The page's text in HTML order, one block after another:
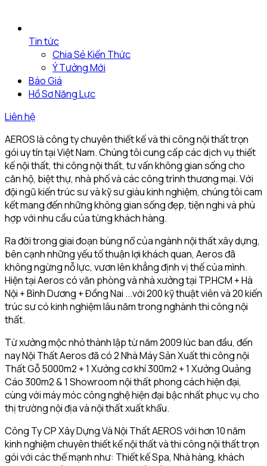
Tin tức
Chia Sẻ Kiến Thức
Ý Tưởng Mới
Báo Giá
Hồ Sơ Năng Lực
Liên hệ
AEROS là công ty chuyên thiết kế và thi công nội thất trọn
gói uy tín tại Việt Nam. Chúng tôi cung cấp các dịch vụ thiết
kế nội thất, thi công nội thất, tư vấn không gian sống cho
căn hộ, biệt thự, nhà phố và các công trình thương mại. Với
đội ngũ kiến trúc sư và kỹ sư giàu kinh nghiệm, chúng tôi cam
kết mang đến những không gian sống đẹp, tiện nghi và phù
hợp với nhu cầu của từng khách hàng.
Ra đời trong giai đoạn bùng nổ của ngành nội thất xây dựng,
bên cạnh những yếu tố thuận lợi khách quan, Aeros đã
không ngừng nỗ lực, vươn lên khẳng định vị thế của mình.
Hiện tại Aeros có văn phòng và nhà xưởng tại TP.HCM + Hà
Nội + Bình Dương + Đồng Nai ...với 200 kỹ thuật viên và 20 kiến
trúc sư có kinh nghiệm lâu năm trong nghành thi công nội
thất.
Từ xưởng mộc nhỏ thành lập từ năm 2009 lúc ban đầu, đến
nay Nội Thất Aeros đã có 2 Nhà Máy Sản Xuất thi công nội
Thất Gỗ 5000m2 + 1 Xưởng cơ khí 300m2 + 1 Xưởng Quảng
Cáo 300m2 & 1 Showroom nội thất phong cách hiện đại,
cùng với máy móc công nghệ hiện đại bậc nhất phục vụ cho
thị trường nội địa và nội thất xuất khẩu.
Công Ty CP Xây Dựng Và Nội Thất AEROS với hơn 10 năm
kinh nghiệm chuyên thiết kế nội thất và thi công nội thất trọn
gói với các thế mạnh như: Thiết kế Spa, Nhà hàng, khách